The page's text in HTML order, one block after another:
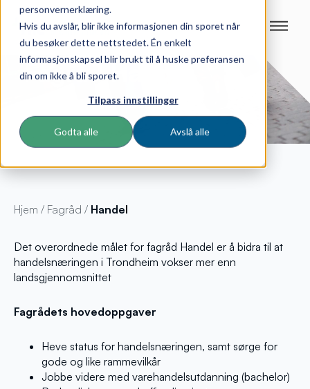
personvernerklæring.
Hvis du avslår, blir ikke informasjonen din sporet når
du besøker dette nettstedet. Én enkelt
informasjonskapsel blir brukt til å huske preferansen
din om ikke å bli sporet.
Tilpass innstillinger
Godta alle Avslå alle
Fagråd Handel
Foto: Shutterstock
Hjem / Fagråd / Handel
Det overordnede målet for fagråd Handel er å bidra til at
handelsnæringen i Trondheim vokser mer enn
landsgjennomsnittet
Fagrådets hovedoppgaver
Heve status for handelsnæringen, samt sørge for
gode og like rammevilkår
Jobbe videre med varehandelsutdanning (bachelor)